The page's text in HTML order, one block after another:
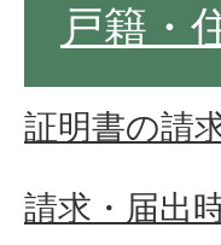
戸籍・
証明書の請
請求・届出